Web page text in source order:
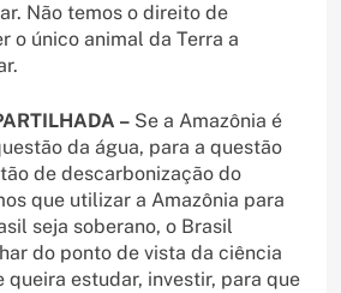
Não temos o direito de
o único animal da Terra a
– Se a Amazônia é
da água, para a questão
de descarbonização do
que utilizar a Amazônia para
seja soberano, o Brasil
do ponto de vista da ciência
queira estudar, investir, para que